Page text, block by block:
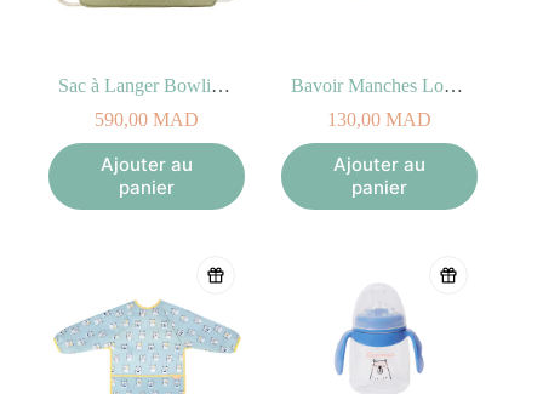
Sac à Langer Bowling Olive
590,00 MAD
Ajouter au
panier
Bavoir Manches Longues Badabulle Rose
130,00 MAD
Ajouter au
panier